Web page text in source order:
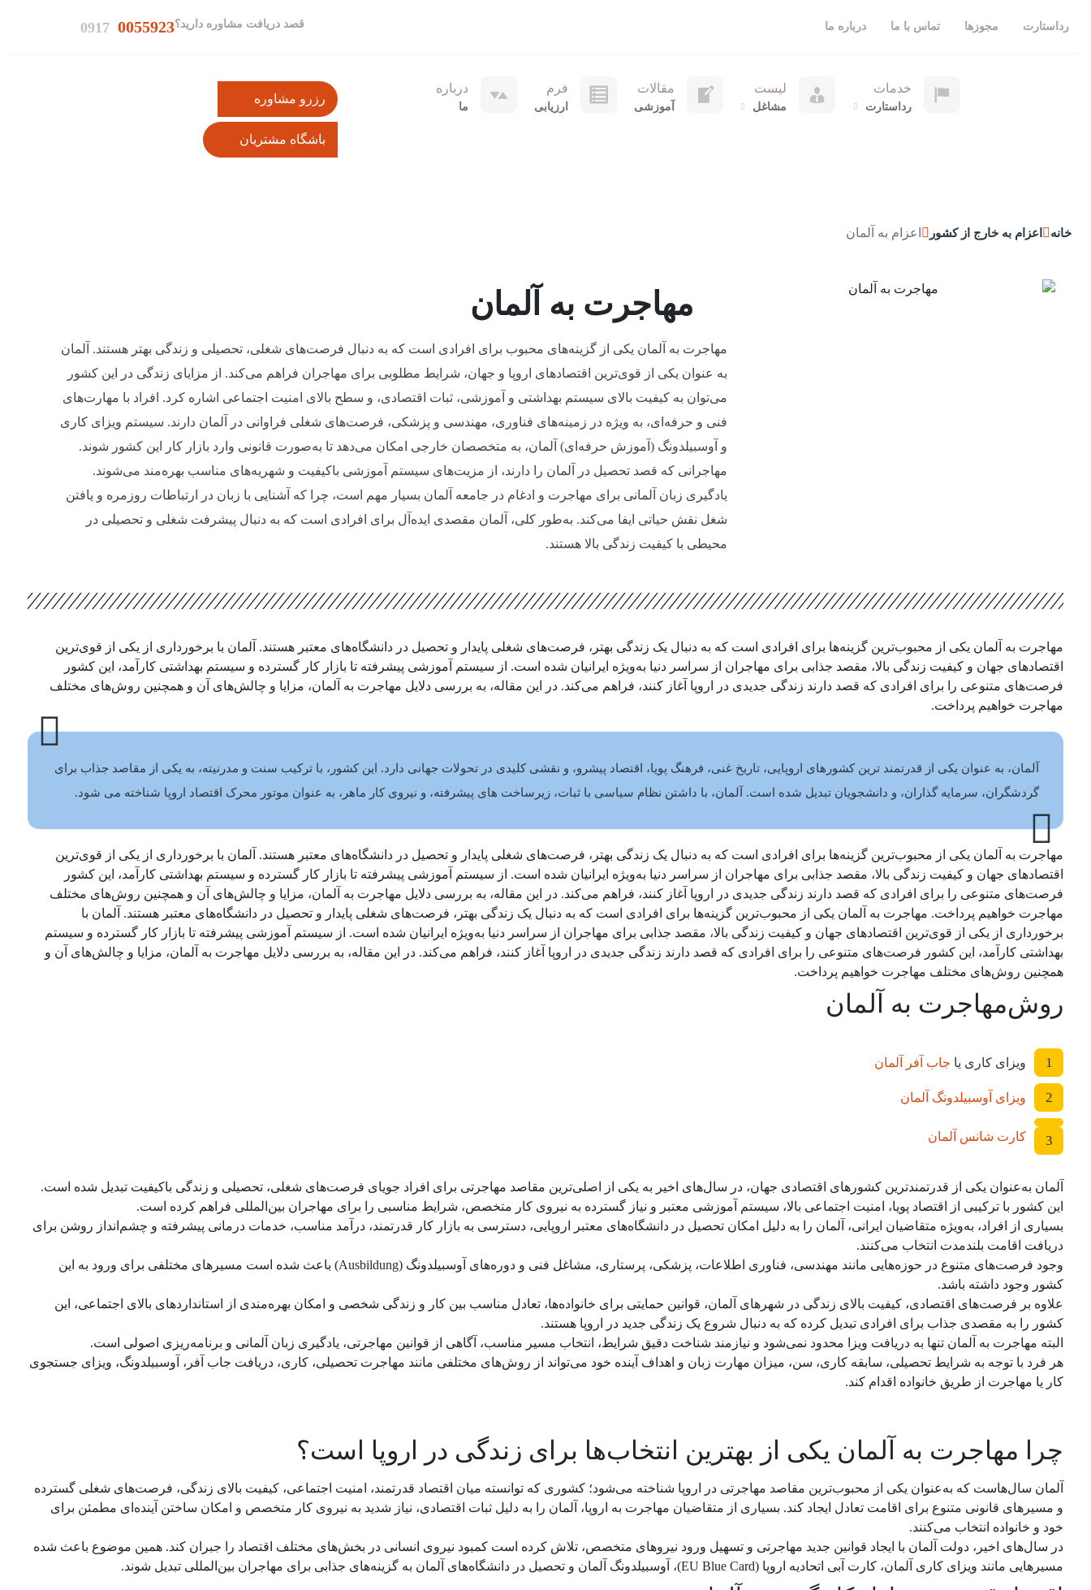
رداستارت مجوزها تماس با ما درباره ما قصد دریافت مشاوره دارید؟ 0917 0055923
خدمات
رداستارت
لیست
مشاغل
مقالات
آموزشی
فرم
ارزیابی
درباره
ما
رزرو مشاوره
باشگاه مشتریان
خانه اعزام به خارج از کشور اعزام به آلمان
مهاجرت به آلمان
مهاجرت به آلمان یکی از گزینه‌های محبوب برای افرادی است که به دنبال فرصت‌های شغلی، تحصیلی و زندگی بهتر هستند. آلمان
به عنوان یکی از قوی‌ترین اقتصادهای اروپا و جهان، شرایط مطلوبی برای مهاجران فراهم می‌کند. از مزایای زندگی در این کشور
می‌توان به کیفیت بالای سیستم بهداشتی و آموزشی، ثبات اقتصادی، و سطح بالای امنیت اجتماعی اشاره کرد. افراد با مهارت‌های
فنی و حرفه‌ای، به ویژه در زمینه‌های فناوری، مهندسی و پزشکی، فرصت‌های شغلی فراوانی در آلمان دارند. سیستم ویزای کاری
و آوسبیلدونگ (آموزش حرفه‌ای) آلمان، به متخصصان خارجی امکان می‌دهد تا به‌صورت قانونی وارد بازار کار این کشور شوند.
مهاجرانی که قصد تحصیل در آلمان را دارند، از مزیت‌های سیستم آموزشی باکیفیت و شهریه‌های مناسب بهره‌مند می‌شوند.
یادگیری زبان آلمانی برای مهاجرت و ادغام در جامعه آلمان بسیار مهم است، چرا که آشنایی با زبان در ارتباطات روزمره و یافتن
شغل نقش حیاتی ایفا می‌کند. به‌طور کلی، آلمان مقصدی ایده‌آل برای افرادی است که به دنبال پیشرفت شغلی و تحصیلی در
محیطی با کیفیت زندگی بالا هستند.
مهاجرت به آلمان یکی از محبوب‌ترین گزینه‌ها برای افرادی است که به دنبال یک زندگی بهتر، فرصت‌های شغلی پایدار و تحصیل در دانشگاه‌های معتبر هستند. آلمان با برخورداری از یکی از قوی‌ترین
اقتصادهای جهان و کیفیت زندگی بالا، مقصد جذابی برای مهاجران از سراسر دنیا به‌ویژه ایرانیان شده است. از سیستم آموزشی پیشرفته تا بازار کار گسترده و سیستم بهداشتی کارآمد، این کشور
فرصت‌های متنوعی را برای افرادی که قصد دارند زندگی جدیدی در اروپا آغاز کنند، فراهم می‌کند. در این مقاله، به بررسی دلایل مهاجرت به آلمان، مزایا و چالش‌های آن و همچنین روش‌های مختلف
مهاجرت خواهیم پرداخت.
آلمان، به عنوان یکی از قدرتمند ترین کشورهای اروپایی، تاریخ غنی، فرهنگ پویا، اقتصاد پیشرو، و نقشی کلیدی در تحولات جهانی دارد. این کشور، با ترکیب سنت و مدرنیته، به یکی از مقاصد جذاب برای
گردشگران، سرمایه‌ گذاران، و دانشجویان تبدیل شده است. آلمان، با داشتن نظام سیاسی با ثبات، زیرساخت‌ های پیشرفته، و نیروی کار ماهر، به عنوان موتور محرک اقتصاد اروپا شناخته می‌ شود.
مهاجرت به آلمان یکی از محبوب‌ترین گزینه‌ها برای افرادی است که به دنبال یک زندگی بهتر، فرصت‌های شغلی پایدار و تحصیل در دانشگاه‌های معتبر هستند. آلمان با برخورداری از یکی از قوی‌ترین
اقتصادهای جهان و کیفیت زندگی بالا، مقصد جذابی برای مهاجران از سراسر دنیا به‌ویژه ایرانیان شده است. از سیستم آموزشی پیشرفته تا بازار کار گسترده و سیستم بهداشتی کارآمد، این کشور
فرصت‌های متنوعی را برای افرادی که قصد دارند زندگی جدیدی در اروپا آغاز کنند، فراهم می‌کند. در این مقاله، به بررسی دلایل مهاجرت به آلمان، مزایا و چالش‌های آن و همچنین روش‌های مختلف
مهاجرت خواهیم پرداخت. مهاجرت به آلمان یکی از محبوب‌ترین گزینه‌ها برای افرادی است که به دنبال یک زندگی بهتر، فرصت‌های شغلی پایدار و تحصیل در دانشگاه‌های معتبر هستند. آلمان با
برخورداری از یکی از قوی‌ترین اقتصادهای جهان و کیفیت زندگی بالا، مقصد جذابی برای مهاجران از سراسر دنیا به‌ویژه ایرانیان شده است. از سیستم آموزشی پیشرفته تا بازار کار گسترده و سیستم
بهداشتی کارآمد، این کشور فرصت‌های متنوعی را برای افرادی که قصد دارند زندگی جدیدی در اروپا آغاز کنند، فراهم می‌کند. در این مقاله، به بررسی دلایل مهاجرت به آلمان، مزایا و چالش‌های آن و
همچنین روش‌های مختلف مهاجرت خواهیم پرداخت.
روش‌مهاجرت به آلمان
1 ویزای کاری یا جاب آفر آلمان
2 ویزای آوسبیلدونگ آلمان
3 کارت شانس آلمان
آلمان به‌عنوان یکی از قدرتمندترین کشورهای اقتصادی جهان، در سال‌های اخیر به یکی از اصلی‌ترین مقاصد مهاجرتی برای افراد جویای فرصت‌های شغلی، تحصیلی و زندگی باکیفیت تبدیل شده است.
این کشور با ترکیبی از اقتصاد پویا، امنیت اجتماعی بالا، سیستم آموزشی معتبر و نیاز گسترده به نیروی کار متخصص، شرایط مناسبی را برای مهاجران بین‌المللی فراهم کرده است.
بسیاری از افراد، به‌ویژه متقاضیان ایرانی، آلمان را به دلیل امکان تحصیل در دانشگاه‌های معتبر اروپایی، دسترسی به بازار کار قدرتمند، درآمد مناسب، خدمات درمانی پیشرفته و چشم‌انداز روشن برای
دریافت اقامت بلندمدت انتخاب می‌کنند.
وجود فرصت‌های متنوع در حوزه‌هایی مانند مهندسی، فناوری اطلاعات، پزشکی، پرستاری، مشاغل فنی و دوره‌های آوسبیلدونگ (Ausbildung) باعث شده است مسیرهای مختلفی برای ورود به این
کشور وجود داشته باشد.
علاوه بر فرصت‌های اقتصادی، کیفیت بالای زندگی در شهرهای آلمان، قوانین حمایتی برای خانواده‌ها، تعادل مناسب بین کار و زندگی شخصی و امکان بهره‌مندی از استانداردهای بالای اجتماعی، این
کشور را به مقصدی جذاب برای افرادی تبدیل کرده که به دنبال شروع یک زندگی جدید در اروپا هستند.
البته مهاجرت به آلمان تنها به دریافت ویزا محدود نمی‌شود و نیازمند شناخت دقیق شرایط، انتخاب مسیر مناسب، آگاهی از قوانین مهاجرتی، یادگیری زبان آلمانی و برنامه‌ریزی اصولی است.
هر فرد با توجه به شرایط تحصیلی، سابقه کاری، سن، میزان مهارت زبان و اهداف آینده خود می‌تواند از روش‌های مختلفی مانند مهاجرت تحصیلی، کاری، دریافت جاب آفر، آوسبیلدونگ، ویزای جستجوی
کار یا مهاجرت از طریق خانواده اقدام کند.
چرا مهاجرت به آلمان یکی از بهترین انتخاب‌ها برای زندگی در اروپا است؟
آلمان سال‌هاست که به‌عنوان یکی از محبوب‌ترین مقاصد مهاجرتی در اروپا شناخته می‌شود؛ کشوری که توانسته میان اقتصاد قدرتمند، امنیت اجتماعی، کیفیت بالای زندگی، فرصت‌های شغلی گسترده
و مسیرهای قانونی متنوع برای اقامت تعادل ایجاد کند. بسیاری از متقاضیان مهاجرت به اروپا، آلمان را به دلیل ثبات اقتصادی، نیاز شدید به نیروی کار متخصص و امکان ساختن آینده‌ای مطمئن برای
خود و خانواده انتخاب می‌کنند.
در سال‌های اخیر، دولت آلمان با ایجاد قوانین جدید مهاجرتی و تسهیل ورود نیروهای متخصص، تلاش کرده است کمبود نیروی انسانی در بخش‌های مختلف اقتصاد را جبران کند. همین موضوع باعث شده
مسیرهایی مانند ویزای کاری آلمان، کارت آبی اتحادیه اروپا (EU Blue Card)، آوسبیلدونگ آلمان و تحصیل در دانشگاه‌های آلمان به گزینه‌های جذابی برای مهاجران بین‌المللی تبدیل شوند.